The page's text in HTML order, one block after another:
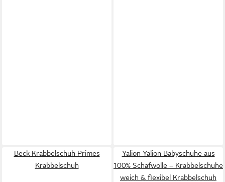
Beck Krabbelschuh Primes
Krabbelschuh
Yalion Yalion Babyschuhe aus
100% Schafwolle – Krabbelschuhe
weich & flexibel Krabbelschuh